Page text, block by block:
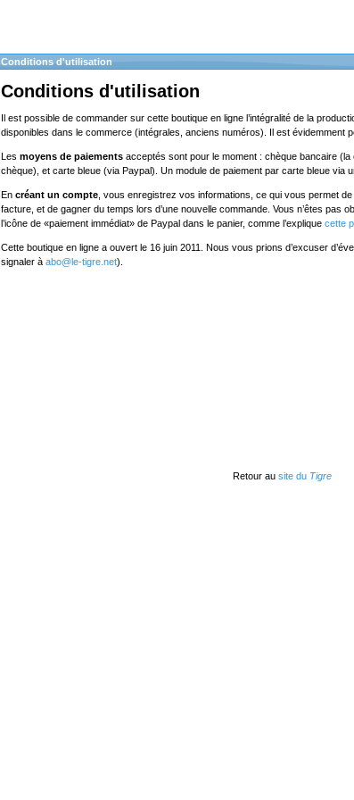
Conditions d'utilisation
Conditions d'utilisation
Il est possible de commander sur cette boutique en ligne l’intégralité de la
disponibles dans le commerce (intégrales, anciens numéros). Il est évidemment
Les moyens de paiements acceptés sont pour le moment : chèque bancaire
chèque), et carte bleue (via Paypal). Un module de paiement par carte bleue via
En créant un compte , vous enregistrez vos informations, ce qui vous permet
facture, et de gagner du temps lors d’une nouvelle commande. Vous n’êtes pas
l’icône de «paiement immédiat» de Paypal dans le panier, comme l’explique cette
Cette boutique en ligne a ouvert le 16 juin 2011. Nous vous prions d’excuser
signaler à abo@le-tigre.net).
Retour au site du Tigre